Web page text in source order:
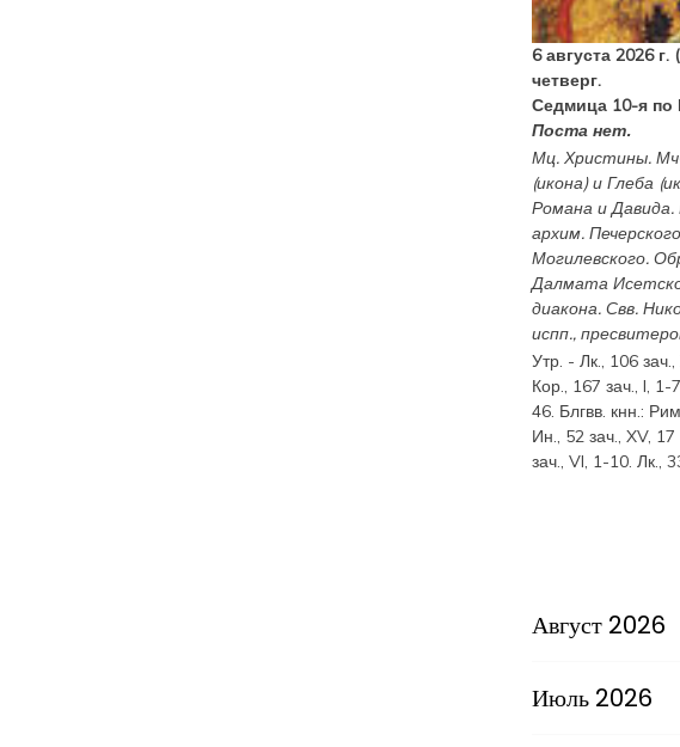
6 августа 2026 г.
четверг.
Седмица 10-я по
Поста нет.
Мц.Христины.
(икона) иГлеба (
Романа и
архим.
Могилевского.
Далмата
диакона. Свв.
испп.,
Утр. -Лк., 106
Кор., 167 зач., I, 1-
46. Блгвв. кнн.:
Ин., 52 зач., XV,
зач., VI, 1-10. Лк.,
Август 2026
Июль 2026